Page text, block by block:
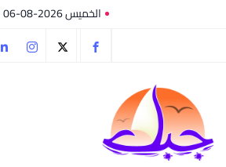
الخميس 2026-08-06